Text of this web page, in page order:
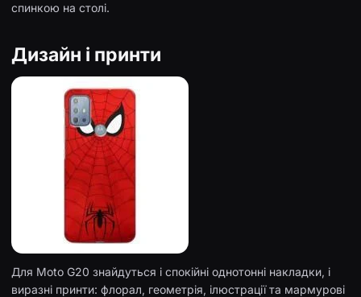
спинкою на столі.
Дизайн і принти
Для Moto G20 знайдуться і спокійні однотонні накладки, і
виразні принти: флорал, геометрія, ілюстрації та мармурові